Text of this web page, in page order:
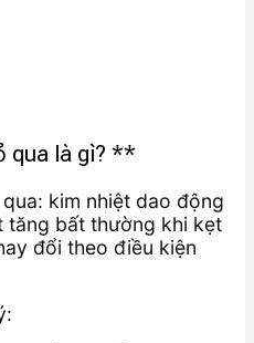
qua là gì? **
kim nhiệt dao động
tăng bất thường khi kẹt
đổi theo điều kiện